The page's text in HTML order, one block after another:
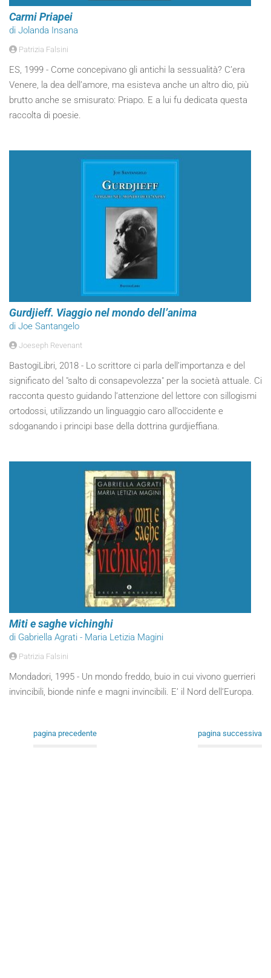
Carmi Priapei
di Jolanda Insana
Patrizia Falsini
ES, 1999 - Come concepivano gli antichi la sessualità? C’era
Venere, la dea dell’amore, ma esisteva anche un altro dio, più
brutto anche se smisurato: Priapo. E a lui fu dedicata questa
raccolta di poesie.
Gurdjieff. Viaggio nel mondo dell’anima
di Joe Santangelo
Joeseph Revenant
BastogiLibri, 2018 - Lo scrittore ci parla dell’importanza e del
significato del "salto di consapevolezza" per la società attuale. Ci
racconta questo guidando l’attenzione del lettore con sillogismi
ortodossi, utilizzando un linguaggio caro all’occidente e
sdoganando i principi base della dottrina gurdjieffiana.
Miti e saghe vichinghi
di Gabriella Agrati - Maria Letizia Magini
Patrizia Falsini
Mondadori, 1995 - Un mondo freddo, buio in cui vivono guerrieri
invincibili, bionde ninfe e magni invincibili. E’ il Nord dell’Europa.
pagina precedente pagina successiva